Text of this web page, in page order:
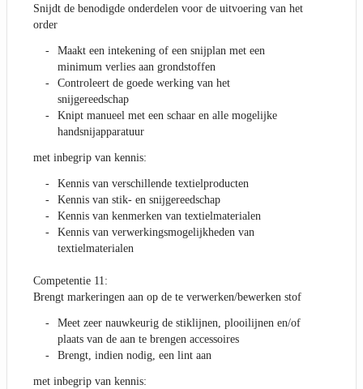
Snijdt de benodigde onderdelen voor de uitvoering van het
order
Maakt een intekening of een snijplan met een
minimum verlies aan grondstoffen
Controleert de goede werking van het
snijgereedschap
Knipt manueel met een schaar en alle mogelijke
handsnijapparatuur
met inbegrip van kennis:
Kennis van verschillende textielproducten
Kennis van stik- en snijgereedschap
Kennis van kenmerken van textielmaterialen
Kennis van verwerkingsmogelijkheden van
textielmaterialen
Competentie 11:
Brengt markeringen aan op de te verwerken/bewerken stof
Meet zeer nauwkeurig de stiklijnen, plooilijnen en/of
plaats van de aan te brengen accessoires
Brengt, indien nodig, een lint aan
met inbegrip van kennis: